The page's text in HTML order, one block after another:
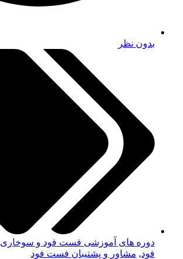
بدون نظر
دوره های آموزشی فست فود و سوخاری
فود, مشاور و پشتیبان فست فود